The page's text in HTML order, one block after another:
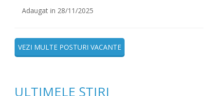
Adaugat in 28/11/2025
VEZI MULTE POSTURI VACANTE
ULTIMELE ȘTIRI